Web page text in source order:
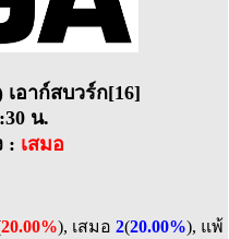
เอาก์สบวร์ก[16]
น.
: เสมอ
20.00%), เสมอ 2(20.00%), แพ้